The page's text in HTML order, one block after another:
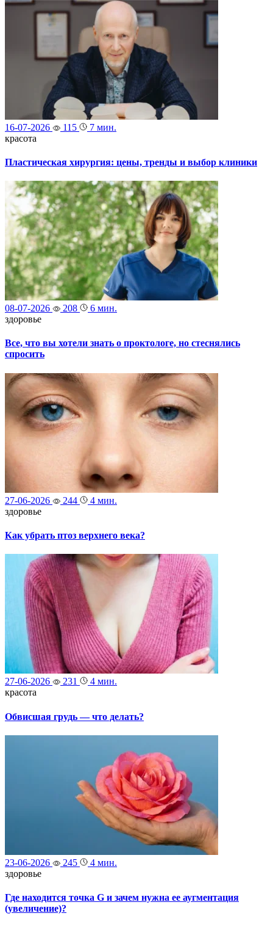
16-07-2026 115
7 мин.
красота
Пластическая хирургия: цены, тренды и выбор клиники
08-07-2026 208
6 мин.
здоровье
Все, что вы хотели знать о проктологе, но стеснялись
спросить
27-06-2026 244
4 мин.
здоровье
Как убрать птоз верхнего века?
27-06-2026 231
4 мин.
красота
Обвисшая грудь — что делать?
23-06-2026 245
4 мин.
здоровье
Где находится точка G и зачем нужна ее аугментация
(увеличение)?